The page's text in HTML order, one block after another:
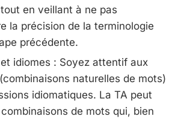
en veillant à ne pas
la précision de la terminologie
précédente.
idiomes : Soyez attentif aux
naturelles de mots)
idiomatiques. La TA peut
de mots qui, bien